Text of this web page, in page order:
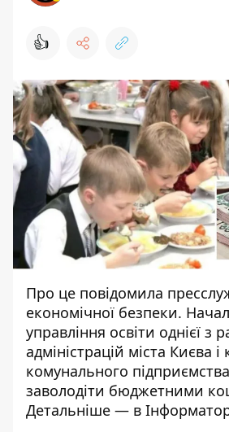
👍
Про це повідомила
економічної безпеки.
управління освіти однієї з
адміністрацій міста Києва і
комунального
заволодіти бюджетними
Детальніше — в